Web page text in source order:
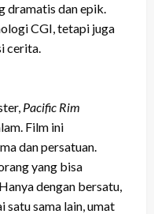
dramatis dan epik.
CGI, tetapi juga
cerita.
Pacific Rim
Film ini
dan persatuan.
yang bisa
dengan bersatu,
satu sama lain, umat